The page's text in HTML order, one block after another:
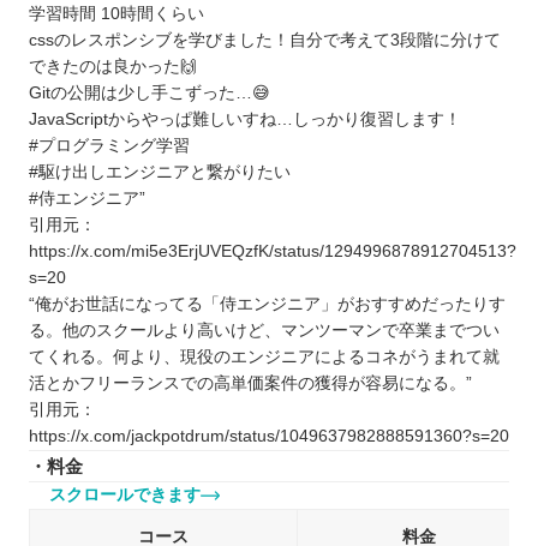
学習時間 10時間くらい
cssのレスポンシブを学びました！自分で考えて3段階に分けて
できたのは良かった🙌
Gitの公開は少し手こずった…😅
JavaScriptからやっぱ難しいすね…しっかり復習します！
#プログラミング学習
#駆け出しエンジニアと繋がりたい
#侍エンジニア”
引用元：
https://x.com/mi5e3ErjUVEQzfK/status/1294996878912704513?
s=20
“俺がお世話になってる「侍エンジニア」がおすすめだったりす
る。他のスクールより高いけど、マンツーマンで卒業までつい
てくれる。何より、現役のエンジニアによるコネがうまれて就
活とかフリーランスでの高単価案件の獲得が容易になる。”
引用元：
https://x.com/jackpotdrum/status/1049637982888591360?s=20
・料金
スクロールできます
コース 料金